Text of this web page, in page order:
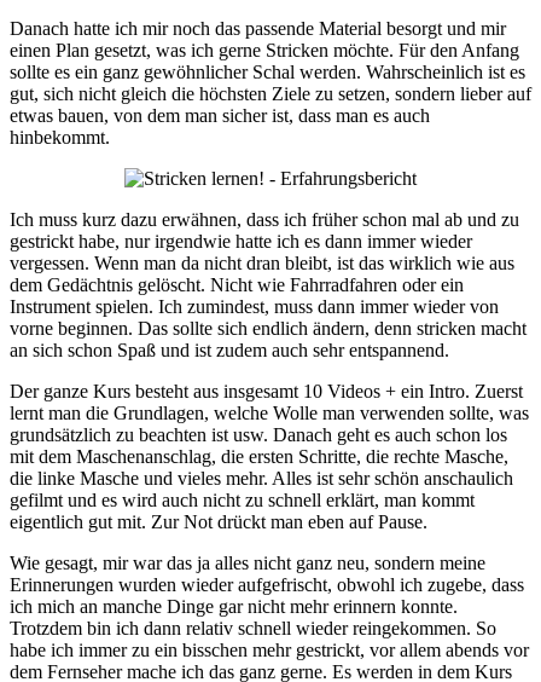
Danach hatte ich mir noch das passende Material besorgt und mir
einen Plan gesetzt, was ich gerne Stricken möchte. Für den Anfang
sollte es ein ganz gewöhnlicher Schal werden. Wahrscheinlich ist es
gut, sich nicht gleich die höchsten Ziele zu setzen, sondern lieber auf
etwas bauen, von dem man sicher ist, dass man es auch
hinbekommt.
Ich muss kurz dazu erwähnen, dass ich früher schon mal ab und zu
gestrickt habe, nur irgendwie hatte ich es dann immer wieder
vergessen. Wenn man da nicht dran bleibt, ist das wirklich wie aus
dem Gedächtnis gelöscht. Nicht wie Fahrradfahren oder ein
Instrument spielen. Ich zumindest, muss dann immer wieder von
vorne beginnen. Das sollte sich endlich ändern, denn stricken macht
an sich schon Spaß und ist zudem auch sehr entspannend.
Der ganze Kurs besteht aus insgesamt 10 Videos + ein Intro. Zuerst
lernt man die Grundlagen, welche Wolle man verwenden sollte, was
grundsätzlich zu beachten ist usw. Danach geht es auch schon los
mit dem Maschenanschlag, die ersten Schritte, die rechte Masche,
die linke Masche und vieles mehr. Alles ist sehr schön anschaulich
gefilmt und es wird auch nicht zu schnell erklärt, man kommt
eigentlich gut mit. Zur Not drückt man eben auf Pause.
Wie gesagt, mir war das ja alles nicht ganz neu, sondern meine
Erinnerungen wurden wieder aufgefrischt, obwohl ich zugebe, dass
ich mich an manche Dinge gar nicht mehr erinnern konnte.
Trotzdem bin ich dann relativ schnell wieder reingekommen. So
habe ich immer zu ein bisschen mehr gestrickt, vor allem abends vor
dem Fernseher mache ich das ganz gerne. Es werden in dem Kurs